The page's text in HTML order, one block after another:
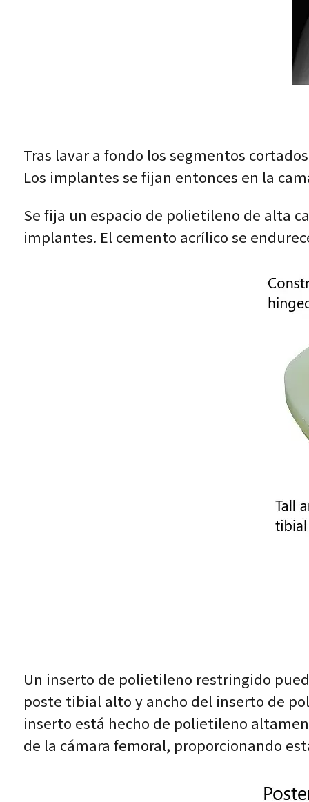
Tras lavar a fondo los segmentos
Los implantes se fijan entonces en la
Se fija un espacio de polietileno de alta
implantes. El cemento acrílico se
Un inserto de polietileno restringido
poste tibial alto y ancho del inserto de
inserto está hecho de polietileno
de la cámara femoral, proporcionando